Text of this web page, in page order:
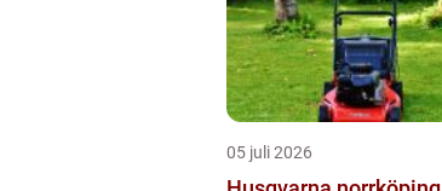
05 juli 2026